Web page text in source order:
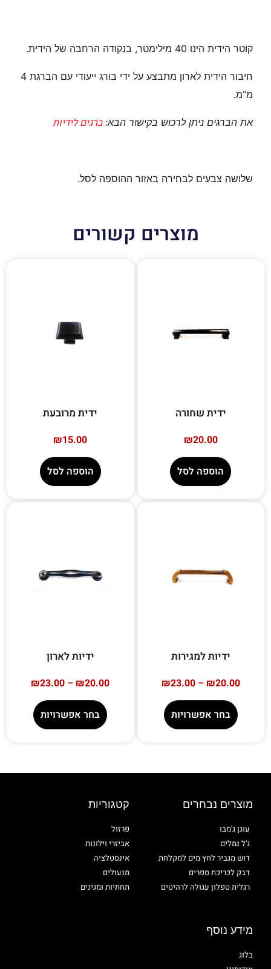
קוטר הידית הינו 40 מילימטר, בנקודה הרחבה של הידית.
חיבור הידית לארון מתבצע על ידי בורג ייעודי עם הברגת 4
מ”מ.
את הברגים ניתן לרכוש בקישור הבא:ברגים לידיות
שלושה צבעים לבחירה באזור ההוספה לסל.
מוצרים קשורים
ידית שחורה
₪20.00
הוספה לסל
ידית מרובעת
₪15.00
הוספה לסל
ידיות למגירות
₪20.00
–
₪23.00
בחר אפשרויות
ידיות לארון
₪20.00
–
₪23.00
בחר אפשרויות
מוצרים נבחרים
עוגן ג'מבו
ג'ל נמלים
דוש מגביר לחץ מים למקלחת
דבק לכריכת ספרים
רגלית טפלון עגולה לרהיטים
קטגוריות
פרזול
אביזרי וילונות
אינסטלציה
מנעולים
תחתיות ומגינים
מידע נוסף
בלוג